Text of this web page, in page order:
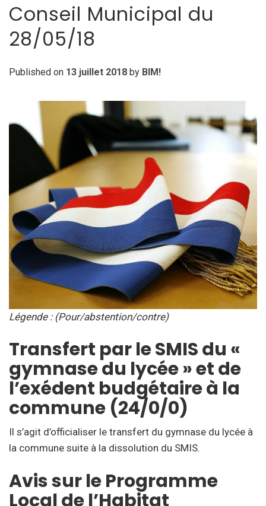
Conseil Municipal du
28/05/18
Published on 13 juillet 2018 by BIM!
Légende : (Pour/abstention/contre)
Transfert par le SMIS du «
gymnase du lycée » et de
l’exédent budgétaire à la
commune (24/0/0)
Il s’agit d’officialiser le transfert du gymnase du lycée à
la commune suite à la dissolution du SMIS.
Avis sur le Programme
Local de l’Habitat